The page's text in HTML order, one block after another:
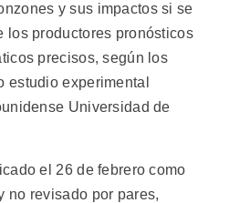
y sus impactos si se
los productores pronósticos
precisos, según los
estudio experimental
Universidad de
el 26 de febrero como
no revisado por pares,